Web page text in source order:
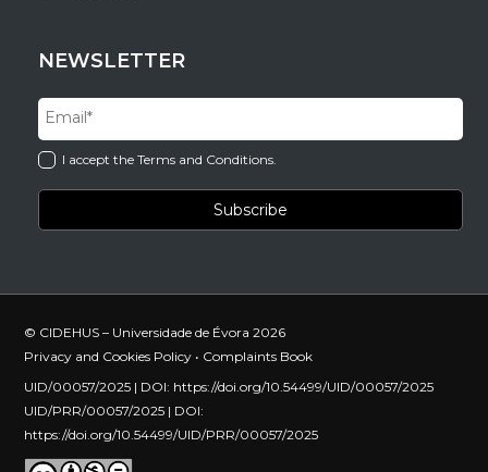
NEWSLETTER
I accept the Terms and Conditions.
© CIDEHUS – Universidade de Évora 2026
Privacy and Cookies Policy • Complaints Book
UID/00057/2025 | DOI: https://doi.org/10.54499/UID/00057/2025
UID/PRR/00057/2025 | DOI:
https://doi.org/10.54499/UID/PRR/00057/2025